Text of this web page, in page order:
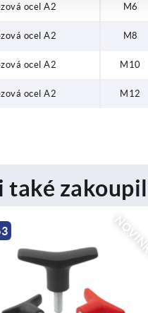
ocel A2 M6
ocel A2 M8
ocel A2 M10
ocel A2 M12
také